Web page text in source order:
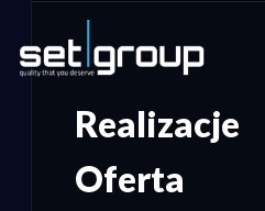
Realizacje
Oferta